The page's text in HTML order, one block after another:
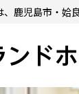
鹿児島市・姶